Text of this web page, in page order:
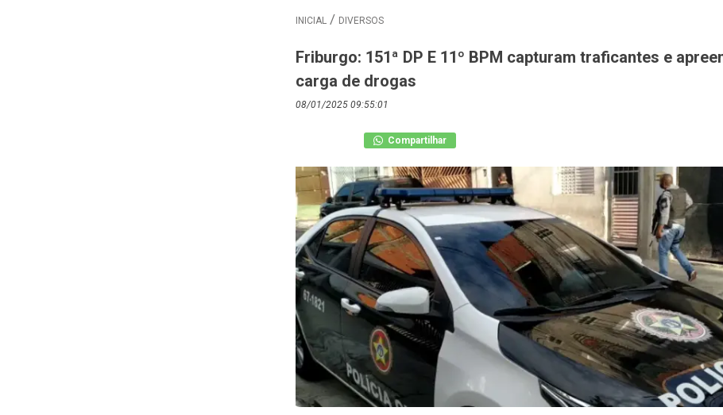
INICIAL DIVERSOS
Friburgo: 151ª DP E 11º BPM capturam traficantes e
carga de drogas
08/01/2025 09:55:01
Compartilhar